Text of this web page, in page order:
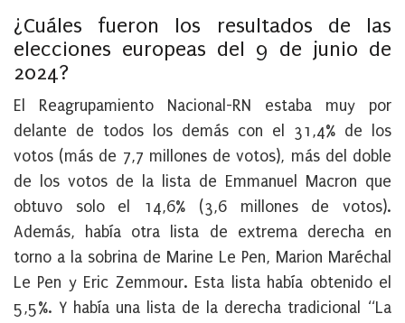
¿Cuáles fueron los resultados de las
elecciones europeas del 9 de junio de
2024?
El Reagrupamiento Nacional-RN estaba muy por
delante de todos los demás con el 31,4% de los
votos (más de 7,7 millones de votos), más del doble
de los votos de la lista de Emmanuel Macron que
obtuvo solo el 14,6% (3,6 millones de votos).
Además, había otra lista de extrema derecha en
torno a la sobrina de Marine Le Pen, Marion Maréchal
Le Pen y Eric Zemmour. Esta lista había obtenido el
5,5%. Y había una lista de la derecha tradicional “La